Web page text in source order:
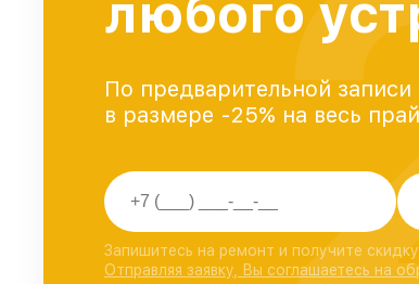
любого
По предварительной
в размере -25% на весь
Запишитесь на ремонт и получите
Отправляя заявку, Вы соглашаетесь на